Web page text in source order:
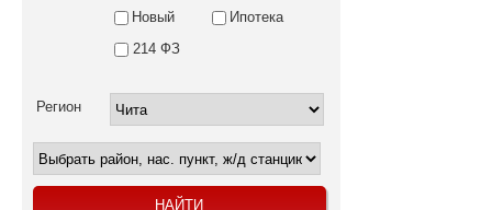
Новый
Ипотека
214 ФЗ
Регион